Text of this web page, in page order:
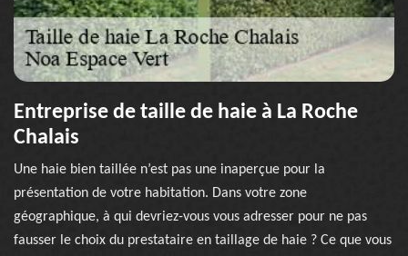
Entreprise de taille de haie à La Roche
Chalais
Une haie bien taillée n’est pas une inaperçue pour la
présentation de votre habitation. Dans votre zone
géographique, à qui devriez-vous vous adresser pour ne pas
fausser le choix du prestataire en taillage de haie ? Ce que vous